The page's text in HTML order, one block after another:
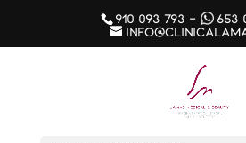
910 093 793 -
653